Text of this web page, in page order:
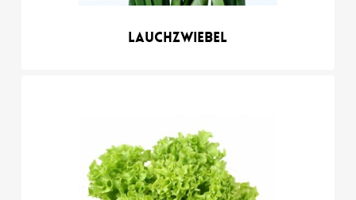
Lauchzwiebel